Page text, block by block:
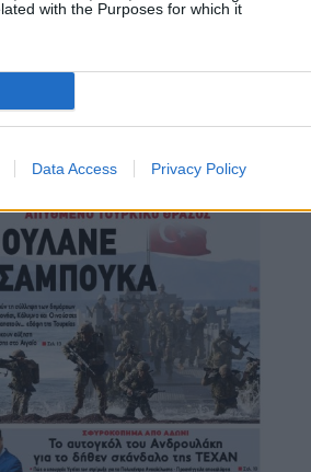
with the Purposes for which it
Data Access Privacy Policy